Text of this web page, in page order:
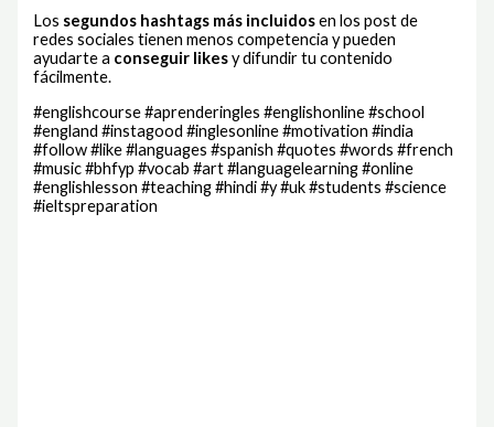
Los segundos hashtags más incluidosen los post de
redes sociales tienen menos competencia y pueden
ayudarte a conseguir likesy difundir tu contenido
fácilmente.
#englishcourse #aprenderingles #englishonline #school
#england #instagood #inglesonline #motivation #india
#follow #like #languages #spanish #quotes #words #french
#music #bhfyp #vocab #art #languagelearning #online
#englishlesson #teaching #hindi #y #uk #students #science
#ieltspreparation